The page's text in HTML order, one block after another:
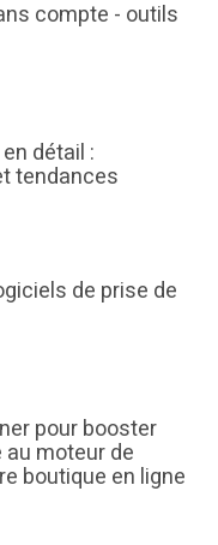
compte - outils
détail :
tendances
de prise de
pour booster
moteur de
boutique en ligne